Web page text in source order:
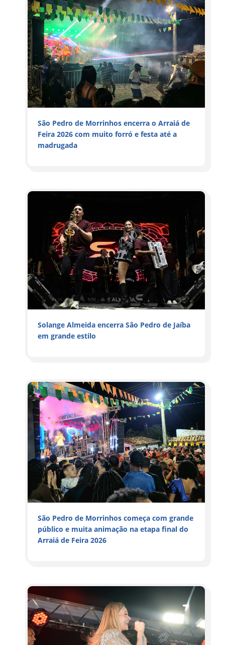
São Pedro de Morrinhos encerra o Arraiá de
Feira 2026 com muito forró e festa até a
madrugada
Solange Almeida encerra São Pedro de Jaíba
em grande estilo
São Pedro de Morrinhos começa com grande
público e muita animação na etapa final do
Arraiá de Feira 2026